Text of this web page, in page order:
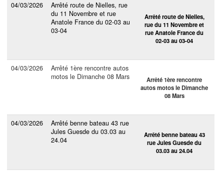
04/03/2026
Arrêté route de Nielles, rue
du 11 Novembre et rue
Anatole France du 02-03 au
03-04
Arrêté route de Nielles,
rue du 11 Novembre et
rue Anatole France du
02-03 au 03-04
04/03/2026
Arrêté 1ère rencontre autos
motos le Dimanche 08 Mars
Arrêté 1ère rencontre
autos motos le Dimanche
08 Mars
04/03/2026
Arrêté benne bateau 43 rue
Jules Guesde du 03.03 au
24.04
Arrêté benne bateau 43
rue Jules Guesde du
03.03 au 24.04